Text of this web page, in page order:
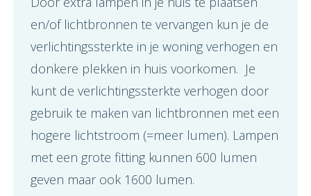
en/of lichtbronnen te vervangen kun je de
verlichtingssterkte in je woning verhogen en
donkere plekken in huis voorkomen. Je
kunt de verlichtingssterkte verhogen door
gebruik te maken van lichtbronnen met een
hogere lichtstroom (=meer lumen). Lampen
met een grote fitting kunnen 600 lumen
geven maar ook 1600 lumen.